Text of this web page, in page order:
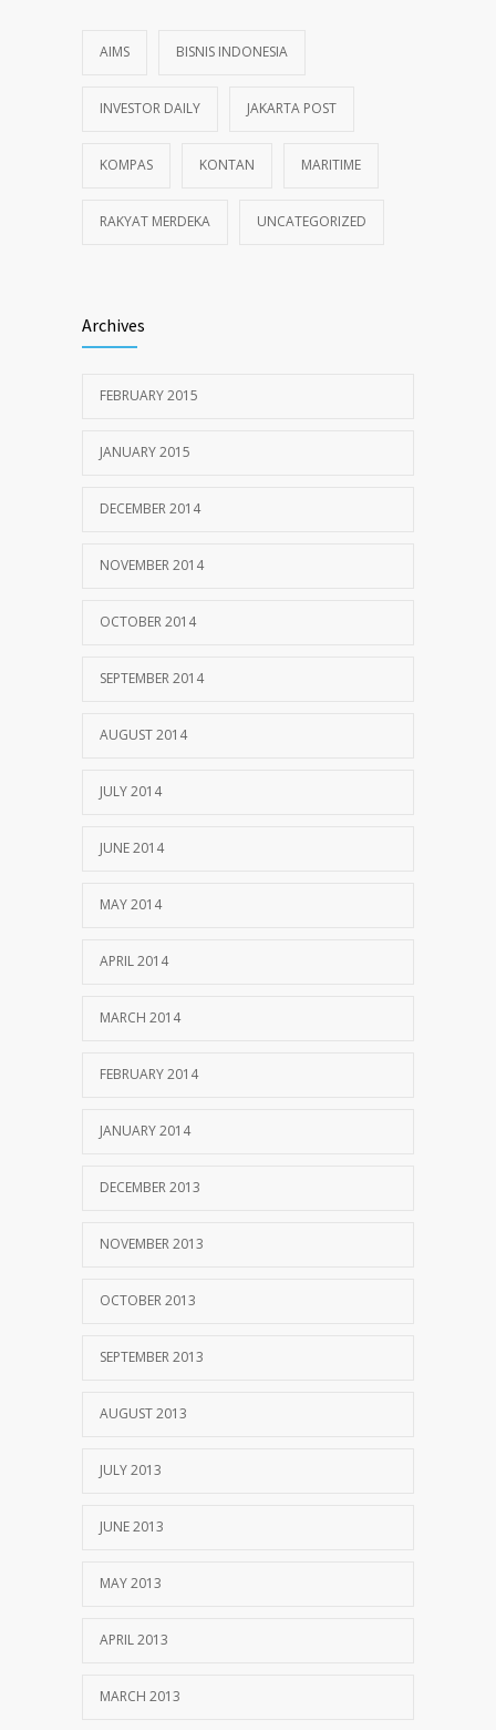
AIMS BISNIS INDONESIA
INVESTOR DAILY JAKARTA POST
KOMPAS KONTAN MARITIME
RAKYAT MERDEKA UNCATEGORIZED
Archives
FEBRUARY 2015
JANUARY 2015
DECEMBER 2014
NOVEMBER 2014
OCTOBER 2014
SEPTEMBER 2014
AUGUST 2014
JULY 2014
JUNE 2014
MAY 2014
APRIL 2014
MARCH 2014
FEBRUARY 2014
JANUARY 2014
DECEMBER 2013
NOVEMBER 2013
OCTOBER 2013
SEPTEMBER 2013
AUGUST 2013
JULY 2013
JUNE 2013
MAY 2013
APRIL 2013
MARCH 2013